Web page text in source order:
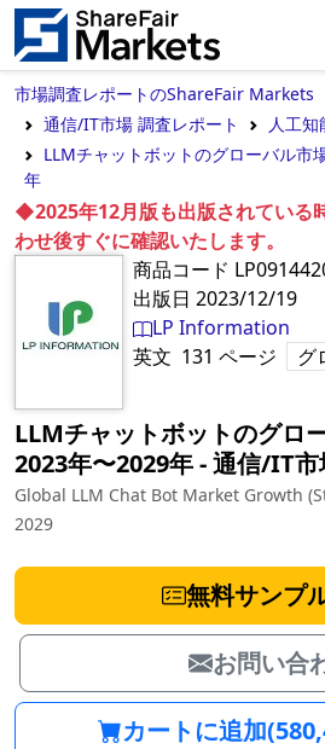
市場調査レポートのShareFair Markets
通信/IT市場 調査レポート
人工知
LLMチャットボットのグローバル市
年
◆2025年12月版も出版されている
わせ後すぐに確認いたします。
商品コード
出版日 2023/12/19
LP Information
英文 131 ページ グ
LLMチャットボットのグロ
2023年〜2029年‐通信/IT市
Global LLM Chat Bot Market Growth
2029
無料サンプ
お問い合
カートに追加